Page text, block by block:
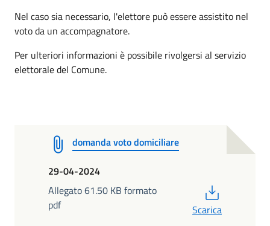
Nel caso sia necessario, l'elettore può essere assistito nel
voto da un accompagnatore.
Per ulteriori informazioni è possibile rivolgersi al servizio
elettorale del Comune.
domanda voto domiciliare
29-04-2024
Allegato 61.50 KB formato
pdf
Scarica